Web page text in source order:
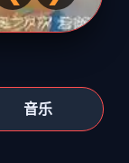
音乐